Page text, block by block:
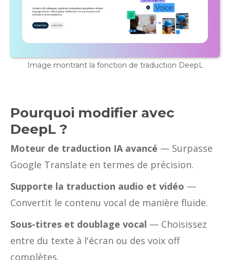
Image montrant la fonction de traduction DeepL
Pourquoi modifier avec
DeepL ?
Moteur de traduction IA avancé — Surpasse
Google Translate en termes de précision.
Supporte la traduction audio et vidéo —
Convertit le contenu vocal de manière fluide.
Sous-titres et doublage vocal — Choisissez
entre du texte à l'écran ou des voix off
complètes.